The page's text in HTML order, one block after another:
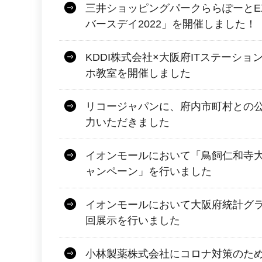
三井ショッピングパークららぽーと
バースデイ2022」を開催しました！
KDDI株式会社×大阪府ITステーショ
ホ教室を開催しました
リコージャパンに、府内市町村との
力いただきました
イオンモールにおいて「鳥飼仁和寺
ャンペーン」を行いました
イオンモールにおいて大阪府統計グ
回展示を行いました
小林製薬株式会社にコロナ対策のた